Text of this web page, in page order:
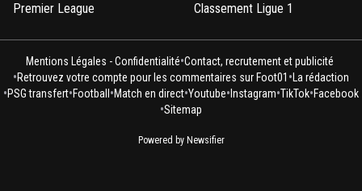
Premier League
Classement Ligue 1
Mentions Légales - Confidentialité•Contact, recrutement et publicité
•Retrouvez votre compte pour les commentaires sur Foot01 •La rédaction
•PSG transfert•Football •Match en direct•Youtube• Instagram•TikTok•Facebook
•Sitemap
Powered by Newsifier